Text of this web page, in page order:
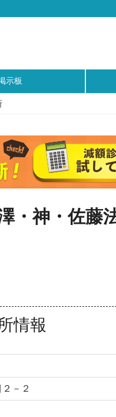
示板
・神・佐藤
情報
－２